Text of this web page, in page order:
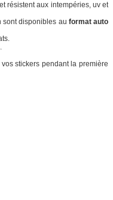
résistent aux intempéries, uv et
sont disponibles au format auto
stickers pendant la première